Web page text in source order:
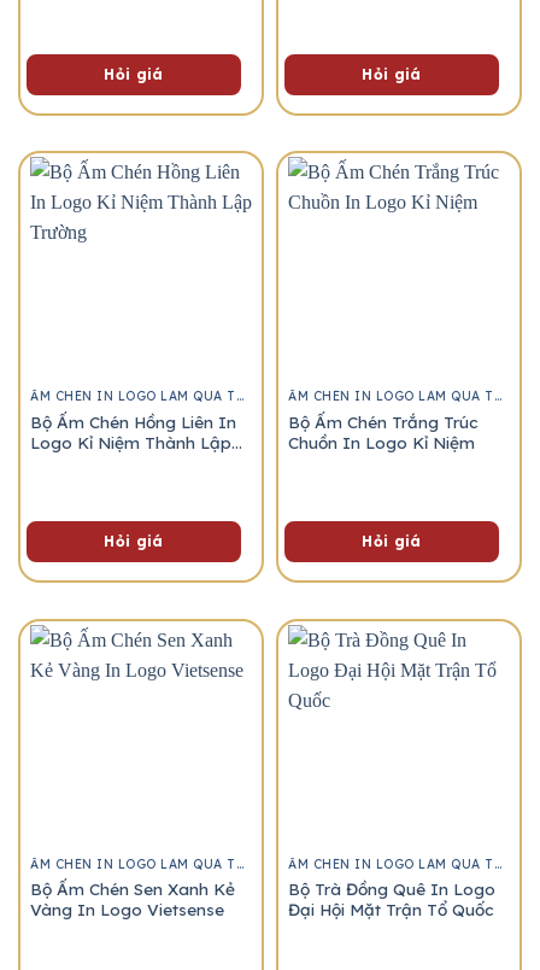
Hỏi giá Hỏi giá
ẤM CHÉN IN LOGO LÀM QUÀ TẶNG
Bộ Ấm Chén Hồng Liên In
Logo Kỉ Niệm Thành Lập
Hỏi giá
ẤM CHÉN IN LOGO LÀM QUÀ TẶNG
Bộ Ấm Chén Trắng Trúc
Chuồn In Logo Kỉ Niệm
Hỏi giá
ẤM CHÉN IN LOGO LÀM QUÀ TẶNG
Bộ Ấm Chén Sen Xanh Kẻ
Vàng In Logo Vietsense
ẤM CHÉN IN LOGO LÀM QUÀ TẶNG
Bộ Trà Đồng Quê In Logo
Đại Hội Mặt Trận Tổ Quốc